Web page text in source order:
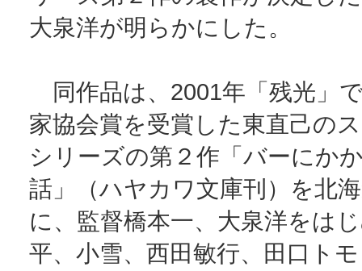
大泉洋が明らかにした。
同作品は、2001年「残光」
家協会賞を受賞した東直己の
シリーズの第２作「バーにか
話」（ハヤカワ文庫刊）を北
に、監督橋本一、大泉洋をは
平、小雪、西田敏行、田口ト